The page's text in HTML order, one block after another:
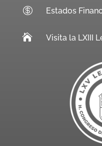
 Estados
 Visita la LXIII